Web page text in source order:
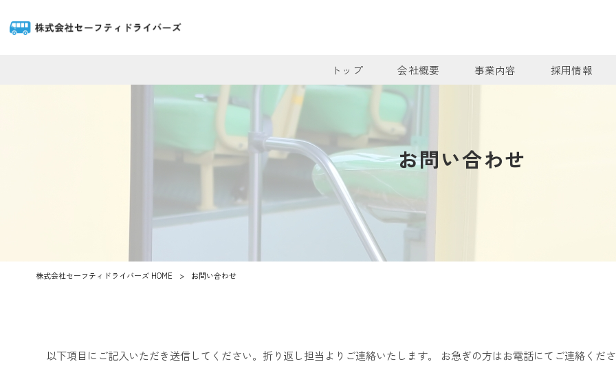
トップ 会社概要 事業内容 採用情報
お問い合わせ
株式会社セーフティドライバーズ HOME > お問い合わせ
以下項目にご記入いただき送信してください。折り返し担当よりご連絡いたします。 お急ぎの方はお電話にてご連絡くだ